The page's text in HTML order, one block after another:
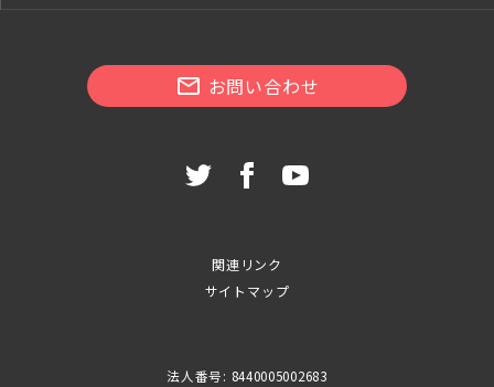
お問い合わせ
関連リンク
サイトマップ
法人番号: 8440005002683